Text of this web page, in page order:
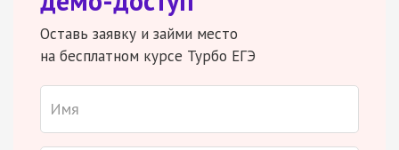
Оставь заявку и займи место
на бесплатном курсе Турбо ЕГЭ